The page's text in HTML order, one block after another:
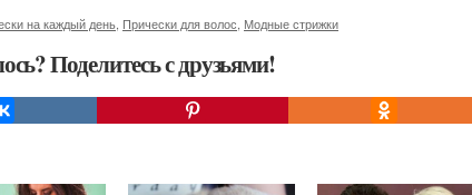
на каждый день Прически для волос Модные стрижки
Поделитесь с друзьями!